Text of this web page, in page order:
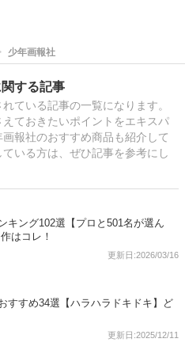
少年画報社
する記事
ている記事の一覧になります。
ておきたいポイントをエキスパ
報社のおすすめ商品も紹介して
いる方は、ぜひ記事を参考にし
キング102選【プロと501名が選ん
はコレ！
更新日:2026/03/16
すすめ34選【ハラハラドキドキ】ど
更新日:2025/12/11